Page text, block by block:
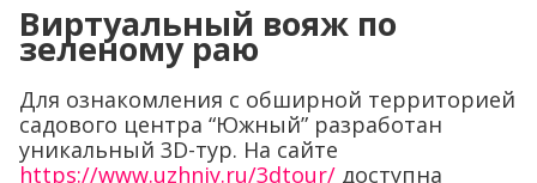
Виртуальный вояж по
зеленому раю
Для ознакомления с обширной территорией
садового центра “Южный” разработан
уникальный 3D-тур. На сайте
https://www.uzhniy.ru/3dtour/ доступна